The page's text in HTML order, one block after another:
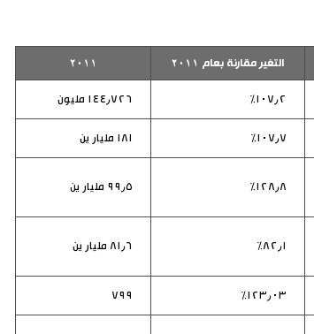
التغير مقارنة بعام ٢٠١١ ٢٠١١
١٠٧٫٢٪ ١٤٤٫٧٢٦ مليون
١٠٧٫٧٪ ١٨١ مليار ين
١٢٨٫٨٪ ٩٩٫٥ مليار ين
٨٢٫١٪ ٨١٫٦ مليار ين
١٢٣٫٠٣٪ ٧٩٩